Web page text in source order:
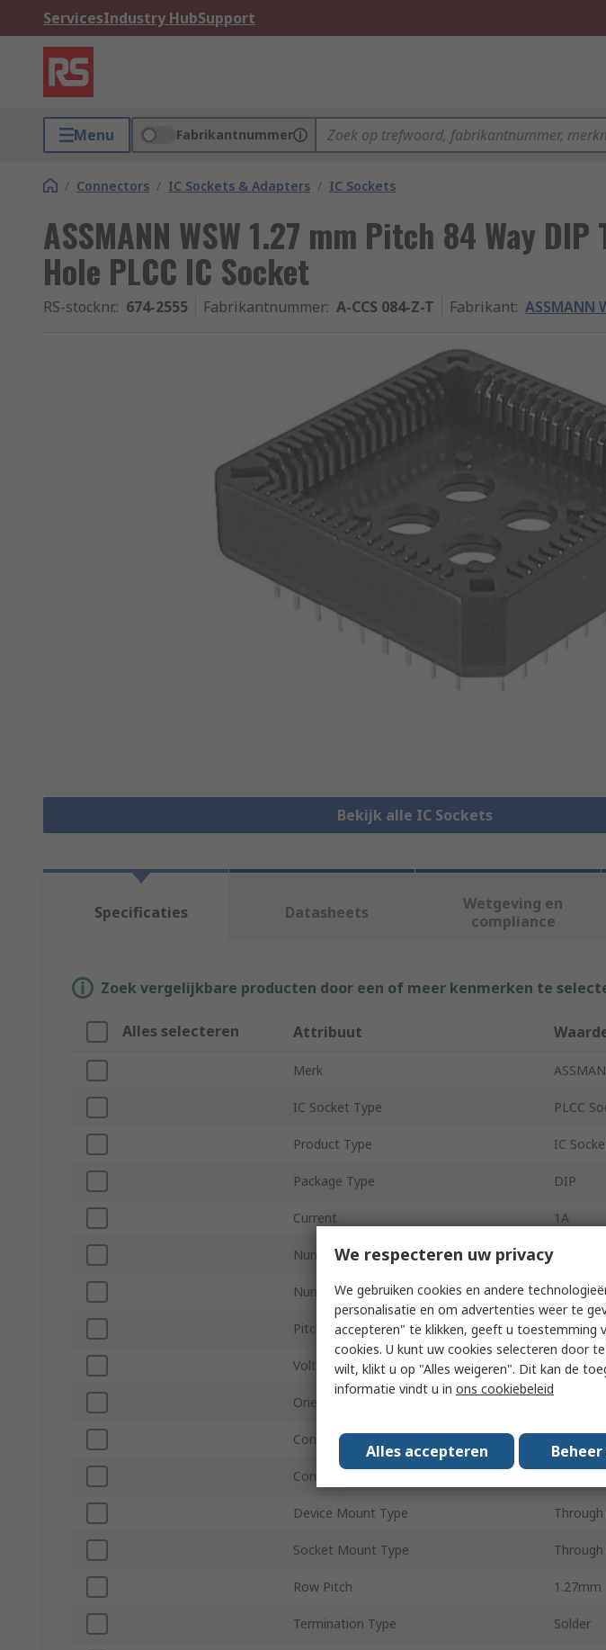
ServicesIndustry HubSupport
Menu Fabrikantnummer
/ Connectors / IC Sockets & Adapters / IC Sockets
ASSMANN WSW 1.27 mm Pitch 84 Way
Hole PLCC IC Socket
RS-stocknr.: 674-2555 Fabrikantnummer: A-CCS 084-Z-T Fabrikant: ASSMANN
Bekijk alle IC Sockets
Specificaties Datasheets
Wetgeving en
compliance
Zoek vergelijkbare producten door een of meer kenmerken te
Alles selecteren Attribuut
Merk
IC Socket Type PLCC
Product Type IC
Package Type DIP
Current 1A
Number of Contacts
Number of Rows 4
Pitch 1.27mm
Voltage 100.0V
Orientation
Contact Material
Contact Plating
Device Mount Type
Socket Mount Type
Row Pitch 1.27mm
Termination Type Solder
We respecteren uw privacy
We gebruiken cookies en andere
personalisatie en om advertenties weer te
accepteren" te klikken, geeft u toestemming
cookies. U kunt uw cookies selecteren door
wilt, klikt u op "Alles weigeren". Dit kan de
informatie vindt u in ons cookiebeleid
Alles accepteren